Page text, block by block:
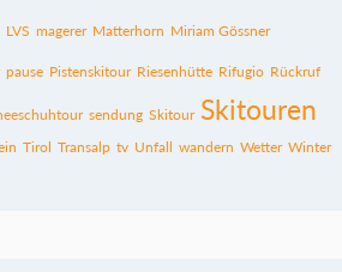
LVS magerer Matterhorn Miriam Gössner
pause Pistenskitour Riesenhütte Rifugio Rückruf
sendung Skitour Skitouren
Tirol Transalp tv Unfall wandern Wetter Winter